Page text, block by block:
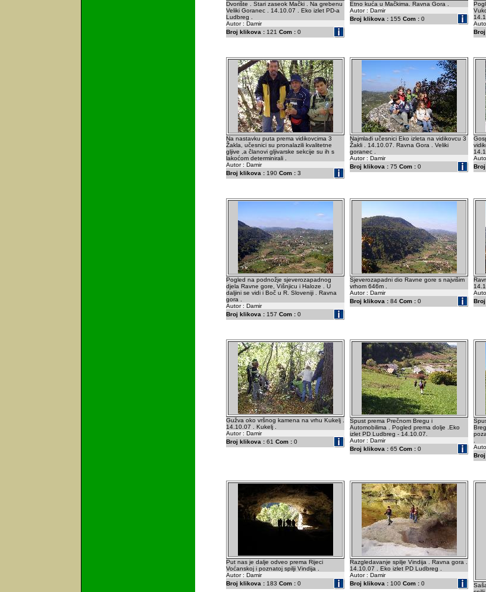
Dvorište . Stari zaseok Mački . Na grebenu
Veliki Goranec . 14.10.07 . Eko izlet PD-a
Ludbreg .
Autor : Damir
Broj klikova : 121 Com : 0
Etno kuća u Mačkima. Ravna Gora .
Autor : Damir
Broj klikova : 155 Com : 0
Na nastavku puta prema vidikovcima 3
Žakla, učesnici su pronalazili kvalitetne
gljive ,a članovi gljivarske sekcije su ih s
lakoćom determinirali .
Autor : Damir
Broj klikova : 190 Com : 3
Najmlađi učesnici Eko izleta na vidikovcu 3
Žakli . 14.10.07. Ravna Gora . Veliki
goranec .
Autor : Damir
Broj klikova : 75 Com : 0
Pogled na podnožje sjeverozapadnog
djela Ravne gore, Višnjicu i Haloze . U
daljini se vidi i Boč u R. Sloveniji . Ravna
gora .
Autor : Damir
Broj klikova : 157 Com : 0
Sjeverozapadni dio Ravne gore s najvišim
vrhom 646m .
Autor : Damir
Broj klikova : 84 Com : 0
Gužva oko vršnog kamena na vrhu Kukelj .
14.10.07 . Kukelj .
Autor : Damir
Broj klikova : 61 Com : 0
Spust prema Prečnom Bregu i
Automobilima . Pogled prema dolje .Eko
izlet PD Ludbreg - 14.10.07.
Autor : Damir
Broj klikova : 65 Com : 0
Put nas je dalje odveo prema Rijeci
Voćanskoj i poznatoj spilji Vindija .
Autor : Damir
Broj klikova : 183 Com : 0
Razgledavanje spilje Vindija . Ravna gora .
14.10.07 . Eko izlet PD Ludbreg .
Autor : Damir
Broj klikova : 100 Com : 0